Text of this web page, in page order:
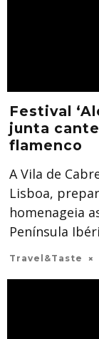
Festival
junta
flamenco
A Vila de
Lisboa,
homenageia
Península
Travel&Taste